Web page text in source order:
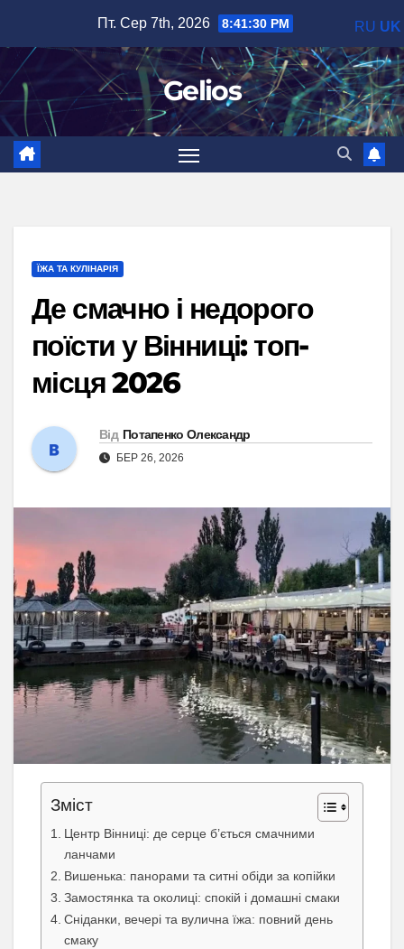
вмісту
Пт. Сер 7th, 2026 8:41:31 PM
Gelios
ЇЖА ТА КУЛІНАРІЯ
Де смачно і недорого
поїсти у Вінниці: топ-
місця 2026
Від Потапенко Олександр
БЕР 26, 2026
Зміст
Центр Вінниці: де серце б’ється смачними
ланчами
Вишенька: панорами та ситні обіди за копійки
Замостянка та околиці: спокій і домашні смаки
Сніданки, вечері та вулична їжа: повний день
смаку
RU UK